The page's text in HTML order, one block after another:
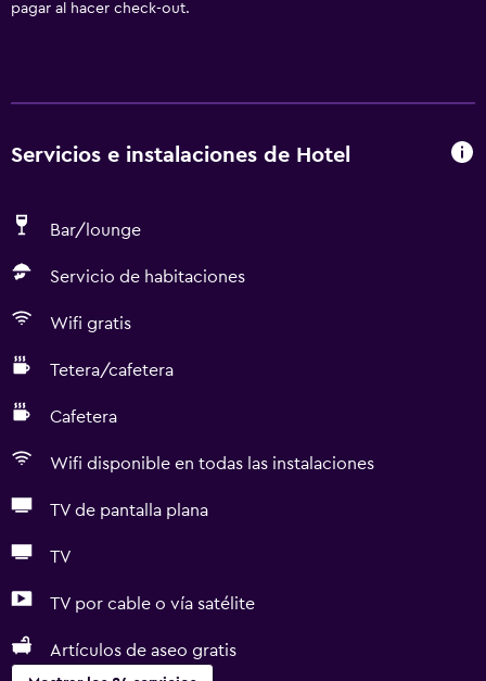
pagar al hacer check-out.
Servicios e instalaciones de Hotel
Bar/lounge
Servicio de habitaciones
Wifi gratis
Tetera/cafetera
Cafetera
Wifi disponible en todas las instalaciones
TV de pantalla plana
TV
TV por cable o vía satélite
Artículos de aseo gratis